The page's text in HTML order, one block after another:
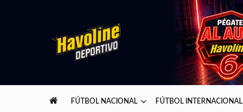
Lo mejor del deporte presentado por Havoline
FÚTBOL NACIONAL FÚTBOL INTERNACIONAL